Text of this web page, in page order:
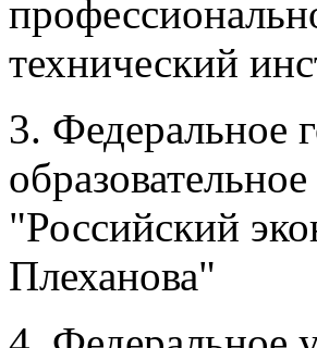
технический
3. Федеральное
"Российский
Плеханова"